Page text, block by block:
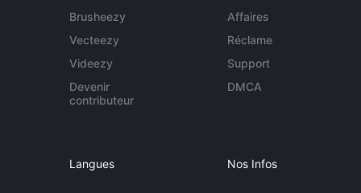
Brusheezy
Vecteezy
Videezy
Devenir
contributeur
Affaires
Réclame
Support
DMCA
Langues Nos Infos